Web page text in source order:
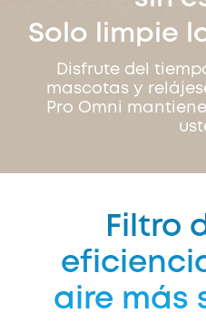
Solo limpie
Disfrute del
mascotas y
Pro Omni
Filtro
aire más